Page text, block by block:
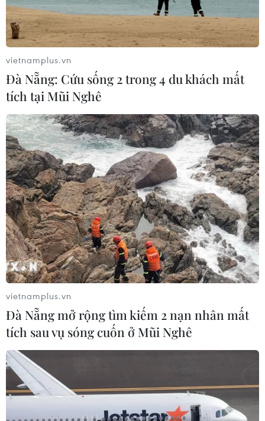
vietnamplus.vn
Đà Nẵng: Cứu sống 2 trong 4 du khách mất
tích tại Mũi Nghê
vietnamplus.vn
Đà Nẵng mở rộng tìm kiếm 2 nạn nhân mất
tích sau vụ sóng cuốn ở Mũi Nghê